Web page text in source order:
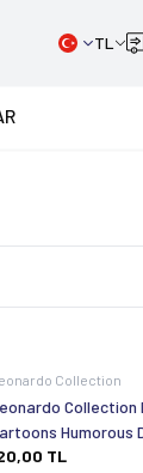
TL
Collection
Collection
Humorous
Karikatür Çizimi
TL